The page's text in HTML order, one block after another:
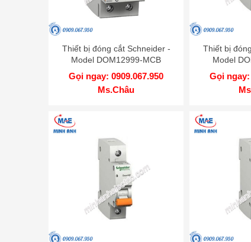
Thiết bị đóng cắt Schneider -
Model DOM12999-MCB
Gọi ngay: 0909.067.950
Ms.Châu
Thiết bị
Model
Gọi ngay: